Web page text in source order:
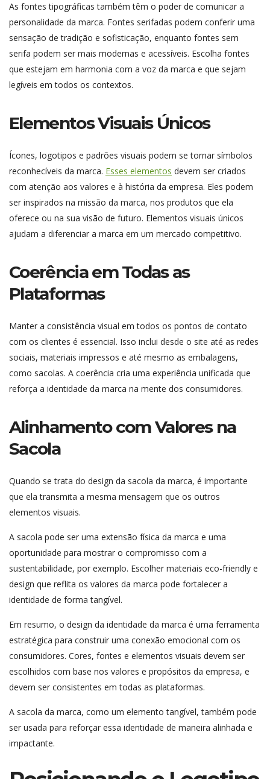
As fontes tipográficas também têm o poder de comunicar a
personalidade da marca. Fontes serifadas podem conferir uma
sensação de tradição e sofisticação, enquanto fontes sem
serifa podem ser mais modernas e acessíveis. Escolha fontes
que estejam em harmonia com a voz da marca e que sejam
legíveis em todos os contextos.
Elementos Visuais Únicos
Ícones, logotipos e padrões visuais podem se tornar símbolos
reconhecíveis da marca. Esses elementos devem ser criados
com atenção aos valores e à história da empresa. Eles podem
ser inspirados na missão da marca, nos produtos que ela
oferece ou na sua visão de futuro. Elementos visuais únicos
ajudam a diferenciar a marca em um mercado competitivo.
Coerência em Todas as
Plataformas
Manter a consistência visual em todos os pontos de contato
com os clientes é essencial. Isso inclui desde o site até as redes
sociais, materiais impressos e até mesmo as embalagens,
como sacolas. A coerência cria uma experiência unificada que
reforça a identidade da marca na mente dos consumidores.
Alinhamento com Valores na
Sacola
Quando se trata do design da sacola da marca, é importante
que ela transmita a mesma mensagem que os outros
elementos visuais.
A sacola pode ser uma extensão física da marca e uma
oportunidade para mostrar o compromisso com a
sustentabilidade, por exemplo. Escolher materiais eco-friendly e
design que reflita os valores da marca pode fortalecer a
identidade de forma tangível.
Em resumo, o design da identidade da marca é uma ferramenta
estratégica para construir uma conexão emocional com os
consumidores. Cores, fontes e elementos visuais devem ser
escolhidos com base nos valores e propósitos da empresa, e
devem ser consistentes em todas as plataformas.
A sacola da marca, como um elemento tangível, também pode
ser usada para reforçar essa identidade de maneira alinhada e
impactante.